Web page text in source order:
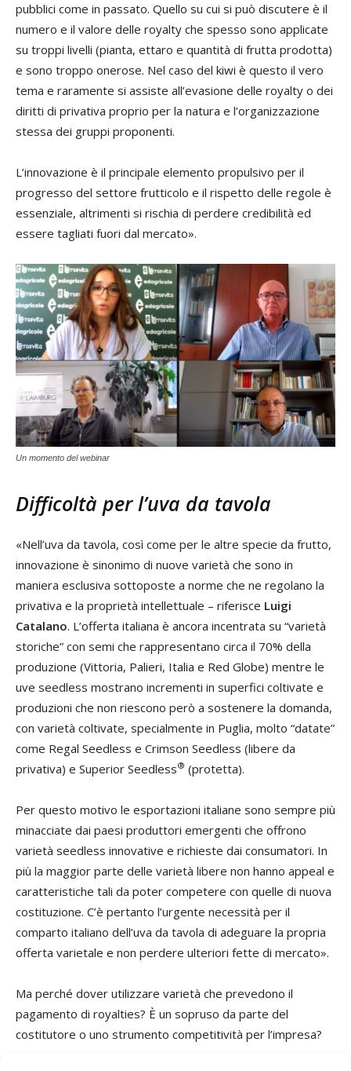
pubblici come in passato. Quello su cui si può discutere è il
numero e il valore delle royalty che spesso sono applicate
su troppi livelli (pianta, ettaro e quantità di frutta prodotta)
e sono troppo onerose. Nel caso del kiwi è questo il vero
tema e raramente si assiste all’evasione delle royalty o dei
diritti di privativa proprio per la natura e l’organizzazione
stessa dei gruppi proponenti.
L’innovazione è il principale elemento propulsivo per il
progresso del settore frutticolo e il rispetto delle regole è
essenziale, altrimenti si rischia di perdere credibilità ed
essere tagliati fuori dal mercato».
Un momento del webinar
Difficoltà per l’uva da tavola
«Nell’uva da tavola, così come per le altre specie da frutto,
innovazione è sinonimo di nuove varietà che sono in
maniera esclusiva sottoposte a norme che ne regolano la
privativa e la proprietà intellettuale – riferisce Luigi
Catalano. L’offerta italiana è ancora incentrata su “varietà
storiche” con semi che rappresentano circa il 70% della
produzione (Vittoria, Palieri, Italia e Red Globe) mentre le
uve seedless mostrano incrementi in superfici coltivate e
produzioni che non riescono però a sostenere la domanda,
con varietà coltivate, specialmente in Puglia, molto “datate”
come Regal Seedless e Crimson Seedless (libere da
privativa) e Superior Seedless® (protetta).
Per questo motivo le esportazioni italiane sono sempre più
minacciate dai paesi produttori emergenti che offrono
varietà seedless innovative e richieste dai consumatori. In
più la maggior parte delle varietà libere non hanno appeal e
caratteristiche tali da poter competere con quelle di nuova
costituzione. C’è pertanto l’urgente necessità per il
comparto italiano dell’uva da tavola di adeguare la propria
offerta varietale e non perdere ulteriori fette di mercato».
Ma perché dover utilizzare varietà che prevedono il
pagamento di royalties? È un sopruso da parte del
costitutore o uno strumento competitività per l’impresa?